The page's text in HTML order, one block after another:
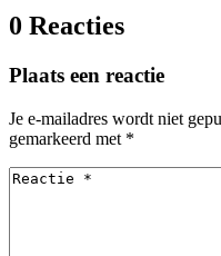
0 Reacties
Plaats een reactie
Je e-mailadres wordt niet
gemarkeerd met *